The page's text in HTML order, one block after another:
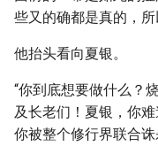
些又的确都是真的，所
他抬头看向夏银。
“你到底想要做什么？
及长老们！夏银，你
你被整个修行界联合诛